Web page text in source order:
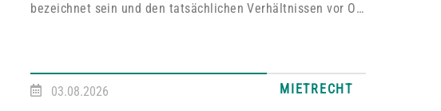
bezeichnet sein und den tatsächlichen Verhältnissen vor Ort
Pfälzischen Oberlandesgericht Zweibrücken entschiedenen
03.08.2026 MIETRECHT